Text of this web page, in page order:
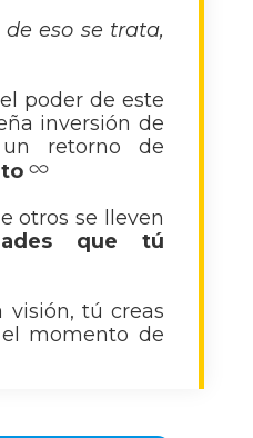
eso se trata,
poder de este
inversión de
retorno de
otros se lleven
que tú
visión, tú creas
momento de